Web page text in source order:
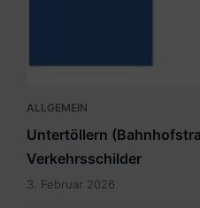
ALLGEMEIN
Untertöllern
Verkehrsschilder
3. Februar 2026